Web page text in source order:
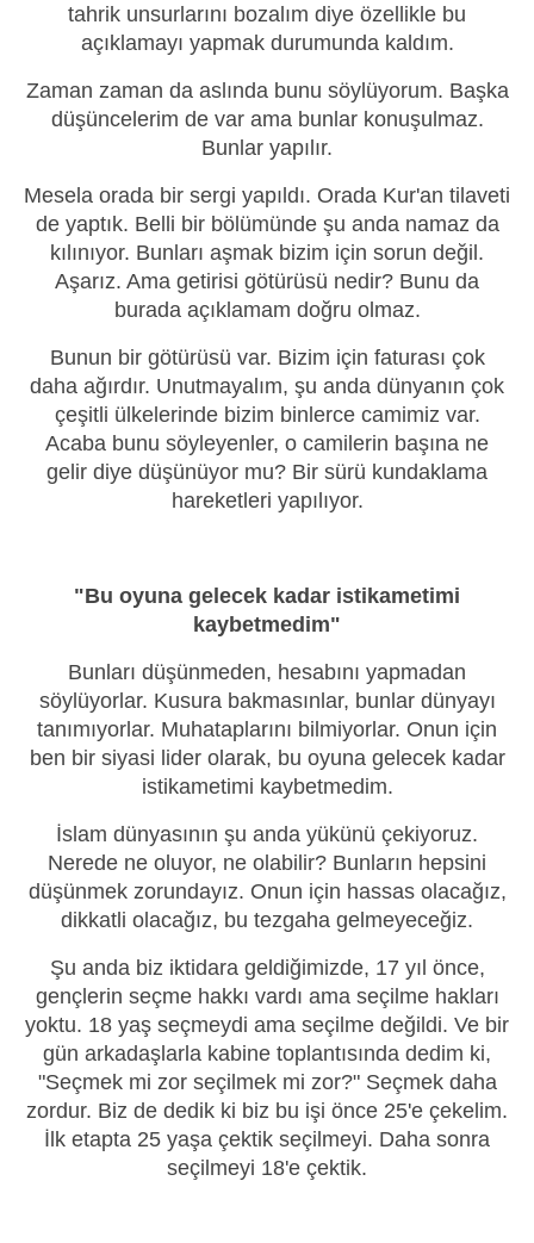
tahrik unsurlarını bozalım diye özellikle bu
açıklamayı yapmak durumunda kaldım.
Zaman zaman da aslında bunu söylüyorum. Başka
düşüncelerim de var ama bunlar konuşulmaz.
Bunlar yapılır.
Mesela orada bir sergi yapıldı. Orada Kur'an tilaveti
de yaptık. Belli bir bölümünde şu anda namaz da
kılınıyor. Bunları aşmak bizim için sorun değil.
Aşarız. Ama getirisi götürüsü nedir? Bunu da
burada açıklamam doğru olmaz.
Bunun bir götürüsü var. Bizim için faturası çok
daha ağırdır. Unutmayalım, şu anda dünyanın çok
çeşitli ülkelerinde bizim binlerce camimiz var.
Acaba bunu söyleyenler, o camilerin başına ne
gelir diye düşünüyor mu? Bir sürü kundaklama
hareketleri yapılıyor.
"Bu oyuna gelecek kadar istikametimi
kaybetmedim"
Bunları düşünmeden, hesabını yapmadan
söylüyorlar. Kusura bakmasınlar, bunlar dünyayı
tanımıyorlar. Muhataplarını bilmiyorlar. Onun için
ben bir siyasi lider olarak, bu oyuna gelecek kadar
istikametimi kaybetmedim.
İslam dünyasının şu anda yükünü çekiyoruz.
Nerede ne oluyor, ne olabilir? Bunların hepsini
düşünmek zorundayız. Onun için hassas olacağız,
dikkatli olacağız, bu tezgaha gelmeyeceğiz.
Şu anda biz iktidara geldiğimizde, 17 yıl önce,
gençlerin seçme hakkı vardı ama seçilme hakları
yoktu. 18 yaş seçmeydi ama seçilme değildi. Ve bir
gün arkadaşlarla kabine toplantısında dedim ki,
"Seçmek mi zor seçilmek mi zor?" Seçmek daha
zordur. Biz de dedik ki biz bu işi önce 25'e çekelim.
İlk etapta 25 yaşa çektik seçilmeyi. Daha sonra
seçilmeyi 18'e çektik.